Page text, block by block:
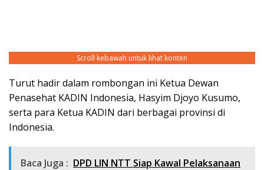
Scroll kebawah untuk lihat konten
Turut hadir dalam rombongan ini Ketua Dewan
Penasehat KADIN Indonesia, Hasyim Djoyo Kusumo,
serta para Ketua KADIN dari berbagai provinsi di
Indonesia.
Baca Juga : DPD LIN NTT Siap Kawal Pelaksanaan